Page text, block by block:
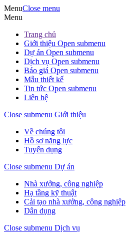
MenuClose menu
Menu
Trang chủ
Giới thiệu Open submenu
Dự án Open submenu
Dịch vụ Open submenu
Báo giá Open submenu
Mẫu thiết kế
Tin tức Open submenu
Liên hệ
Close submenu Giới thiệu
Về chúng tôi
Hồ sơ năng lực
Tuyển dụng
Close submenu Dự án
Nhà xưởng, công nghiệp
Hạ tầng kỹ thuật
Cải tạo nhà xưởng, công nghiệp
Dân dụng
Close submenu Dịch vụ